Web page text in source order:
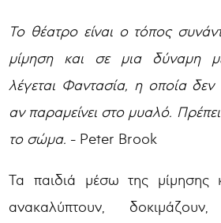
Το θέατρο είναι ο τόπος
μίμηση και σε μια δύναμη
λέγεται Φαντασία, η οποία δεν
αν παραμείνει στο μυαλό.
το σώμα. - Peter Brook
Τα παιδιά μέσω της μίμησης
ανακαλύπτουν,